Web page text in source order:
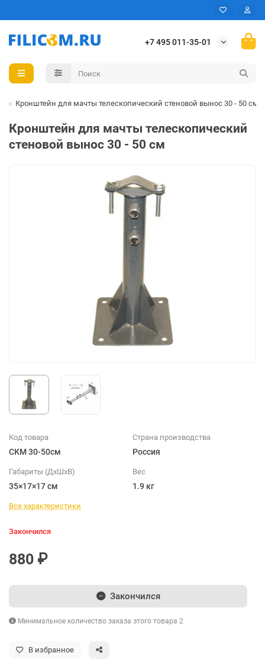
+7 495 011-35-01
Кронштейн для мачты телескопический стеновой вынос 30 - 50 см
Кронштейн для мачты телескопический
стеновой вынос 30 - 50 см
Код товара
СКМ 30-50см
Страна производства
Россия
Габариты (ДхШхВ)
35×17×17 см
Вес
1.9 кг
Все характеристики
Закончился
880 ₽
Закончился
Минимальное количество заказа этого товара 2
В избранное